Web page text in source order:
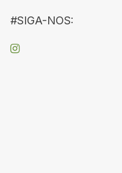
#SIGA-NOS: